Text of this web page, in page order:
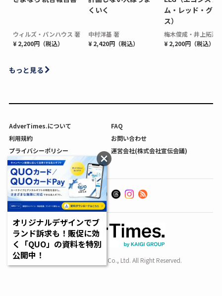
ウィルズ・パンハウス 著
¥ 2,200円（税込）
くいく
中村洋基 著
¥ 2,420円（税込）
ム・レッド・グロ
ス）
梅木俊成・井上拓海
¥ 2,200円（税込）
もっと見る
AdverTimes.について
FAQ
利用規約
お問い合わせ
プライバシーポリシー
運営会社(株式会社宣伝会議)
利用者情報の外部送信について
Copyright SENDENKAIGI Co., Ltd. All Right Reserved.
オリジナルデザインでブ
ランド訴求も！販促に効
く「QUO」の資料を特別
公開中！